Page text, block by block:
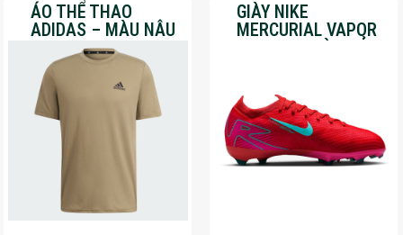
ÁO THỂ THAO
ADIDAS – MÀU NÂU
– SALE 30%
GIÀY NIKE
MERCURIAL VAPOR